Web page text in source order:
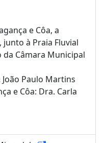
e Côa, a
à Praia Fluvial
Câmara Municipal
Paulo Martins
e Côa: Dra. Carla